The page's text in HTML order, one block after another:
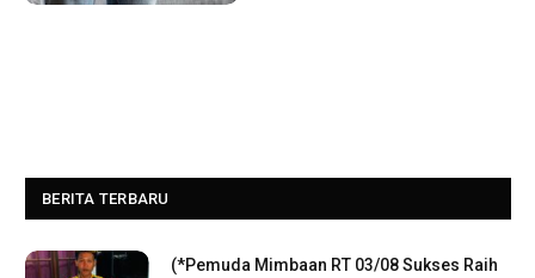
BERITA TERBARU
(*Pemuda Mimbaan RT 03/08 Sukses Raih